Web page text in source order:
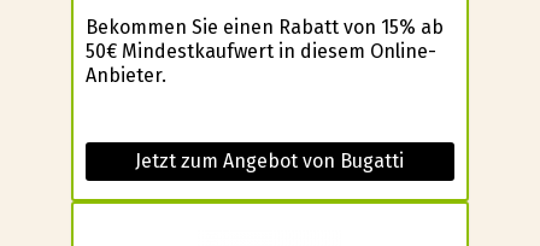
Bekommen Sie einen Rabatt von 15% ab
50€ Mindestkaufwert in diesem Online-
Anbieter.
Jetzt zum Angebot von Bugatti